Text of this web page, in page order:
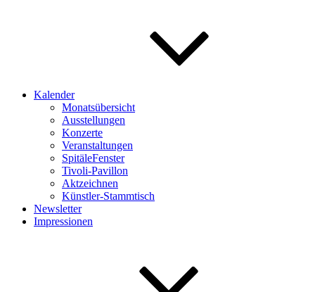
Kalender
Monatsübersicht
Ausstellungen
Konzerte
Veranstaltungen
SpitäleFenster
Tivoli-Pavillon
Aktzeichnen
Künstler-Stammtisch
Newsletter
Impressionen